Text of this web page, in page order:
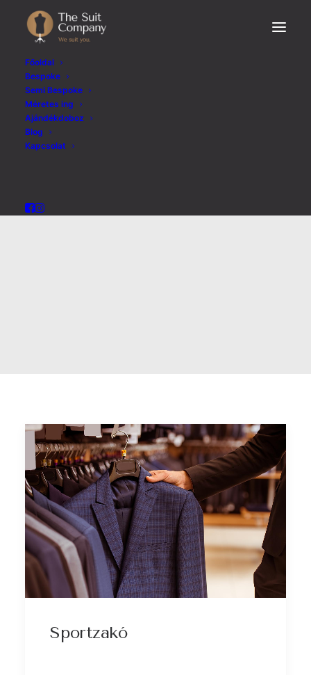
Főoldal
Bespoke
Semi Bespoke
Méretes ing
Ajándékdoboz
Blog
Kapcsolat
Sportzakó